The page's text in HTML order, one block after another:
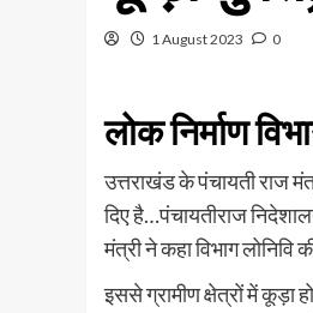
1 August 2023 0
लोक निर्माण
उत्तराखंड के पंचायती राज
दिए है…पंचायतीराज
मंत्री ने कहा विभाग लोनिवि
इससे ग्रामीण क्षेत्रों में